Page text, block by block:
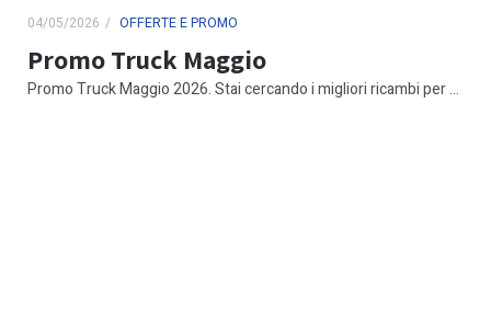
04/05/2026 OFFERTE E PROMO
Promo Truck Maggio
Promo Truck Maggio 2026. Stai cercando i migliori ricambi per ...